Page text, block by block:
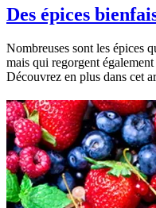
Des épices
Nombreuses sont les épices
mais qui regorgent
Découvrez en plus dans cet